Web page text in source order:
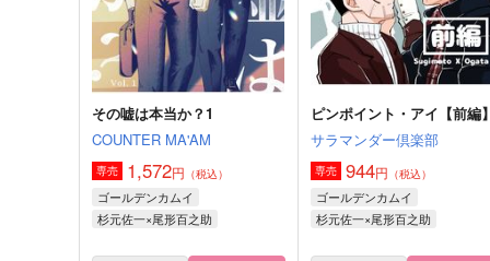
サンプル 作品詳細 サンプル 作品詳細
その嘘は本当か？1
COUNTER MA'AM
専売 1,572円 （税込）
ゴールデンカムイ
杉元佐一×尾形百之助
ピンポイント・アイ【前編
サラマンダー倶楽部
専売 944円 （税込）
ゴールデンカムイ
杉元佐一×尾形百之助